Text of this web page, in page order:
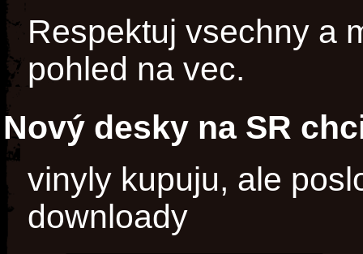
Respektuj vsechny a
pohled na vec.
Nový desky na SR
vinyly kupuju, ale
downloady